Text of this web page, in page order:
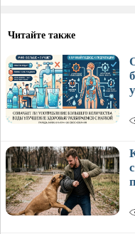
Читайте также